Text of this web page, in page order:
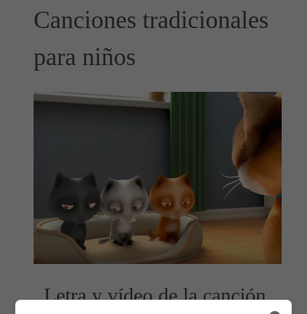
Canciones tradicionales
para niños
Letra y vídeo de la canción,